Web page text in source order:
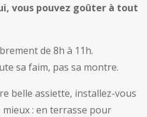
vous pouvez goûter à tout
de 8h à 11h.
sa faim, pas sa montre.
belle assiette, installez-vous
: en terrasse pour